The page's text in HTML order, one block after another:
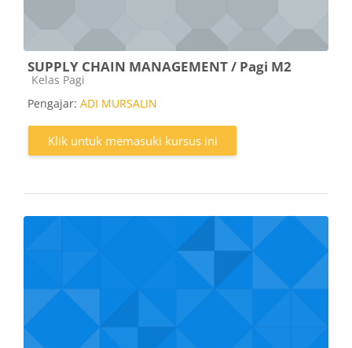
SUPPLY CHAIN MANAGEMENT / Pagi M2
Kategori kursus
Kelas Pagi
Pengajar: ADI MURSALIN
Klik untuk memasuki kursus ini